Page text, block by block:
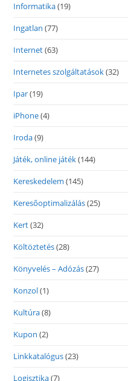
Informatika(19)
Ingatlan (77)
Internet(63)
Internetes szolgáltatások(32)
Ipar(19)
iPhone(4)
Iroda(9)
Játék, online játék(144)
Kereskedelem (145)
Keresőoptimalizálás(25)
Kert(32)
Költöztetés(28)
Könyvelés – Adózás(27)
Konzol(1)
Kultúra(8)
Kupon (2)
Linkkatalógus(23)
Logisztika(7)